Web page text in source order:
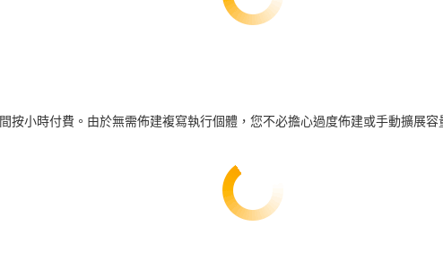
按小時付費。由於無需佈建複寫執行個體，您不必擔心過度佈建或手動擴展容